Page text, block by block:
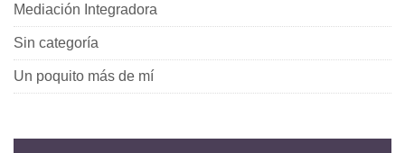
Mediación Integradora
Sin categoría
Un poquito más de mí